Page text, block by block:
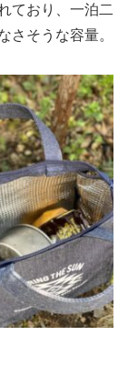
ており、一泊二
さそうな容量。